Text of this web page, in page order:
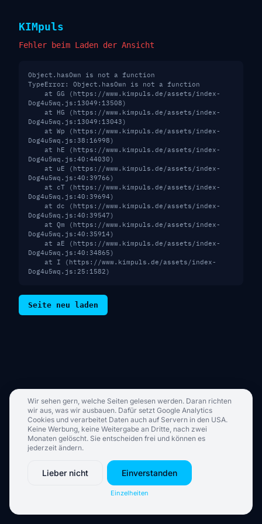
KIMpuls
Fehler beim Laden der Ansicht
Object.hasOwn is not a function
TypeError: Object.hasOwn is not a function
Dog4u5wq.js:13049:13508)
Dog4u5wq.js:13049:13043)
Dog4u5wq.js:38:16998)
Dog4u5wq.js:40:44030)
Dog4u5wq.js:40:39766)
Dog4u5wq.js:40:39694)
Dog4u5wq.js:40:39547)
Dog4u5wq.js:40:35914)
Dog4u5wq.js:40:34865)
Dog4u5wq.js:25:1582)
Seite neu laden
Wir sehen gern, welche Seiten gelesen werden. Daran richten
wir aus, was wir ausbauen. Dafür setzt Google Analytics
Cookies und verarbeitet Daten auch auf Servern in den USA.
Keine Werbung, keine Weitergabe an Dritte, nach zwei
Monaten gelöscht. Sie entscheiden frei und können es
jederzeit ändern.
Einzelheiten
Lieber nicht Einverstanden